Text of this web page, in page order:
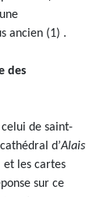
ancien (1) .
des
de saint-
d’Alais
et les cartes
sur ce